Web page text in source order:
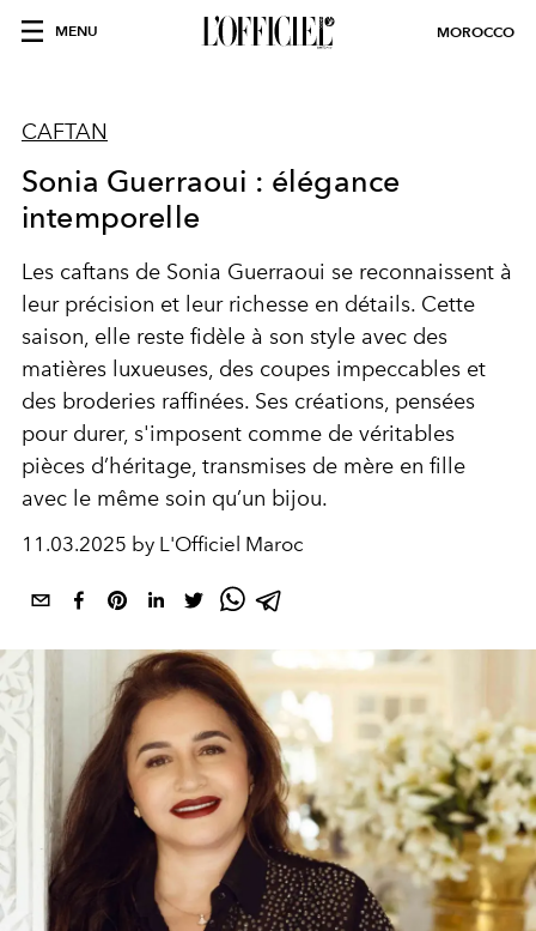
MENU MOROCCO
CAFTAN
Sonia Guerraoui : élégance
intemporelle
Les caftans de Sonia Guerraoui se reconnaissent à
leur précision et leur richesse en détails. Cette
saison, elle reste fidèle à son style avec des
matières luxueuses, des coupes impeccables et
des broderies raffinées. Ses créations, pensées
pour durer, s'imposent comme de véritables
pièces d’héritage, transmises de mère en fille
avec le même soin qu’un bijou.
11.03.2025 by L'Officiel Maroc